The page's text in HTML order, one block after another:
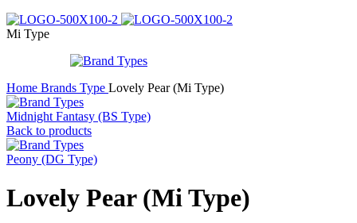
Mi Type
Home Brands Type Lovely Pear (Mi Type)
Midnight Fantasy (BS Type)
Back to products
Peony (DG Type)
Lovely Pear (Mi Type)